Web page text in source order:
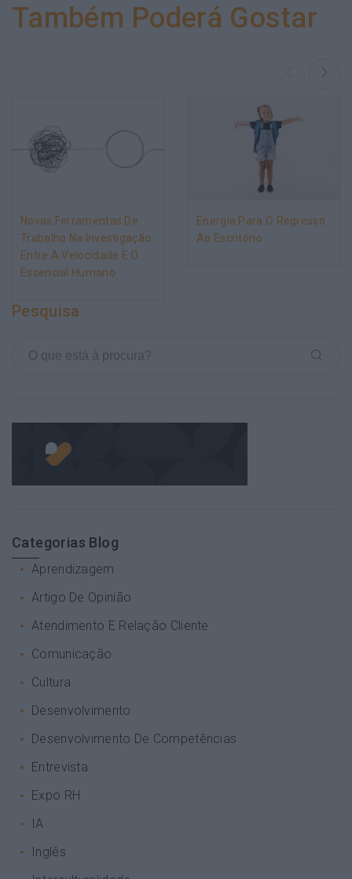
Também Poderá Gostar
Novas Ferramentas De
Trabalho Na Investigação:
Entre A Velocidade E O
Essencial Humano
Energia Para O Regresso
Ao Escritório
Pesquisa
Categorias Blog
Aprendizagem
Artigo De Opinião
Atendimento E Relação Cliente
Comunicação
Cultura
Desenvolvimento
Desenvolvimento De Competências
Entrevista
Expo RH
IA
Inglês